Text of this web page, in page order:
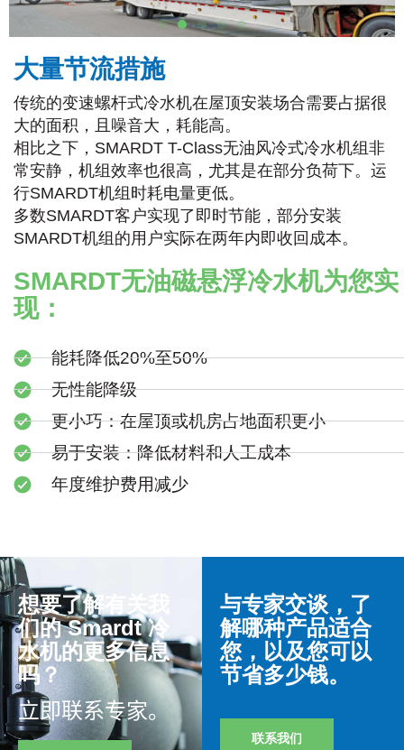
大量节流措施
传统的变速螺杆式冷水机在屋顶安装场合需要占据很
大的面积，且噪音大，耗能高。
相比之下， SMARDT T-Class无油风冷式冷水机组非
常安静，机组效率也很高，尤其是在部分负荷下。运
行SMARDT机组时耗电量更低。
多数SMARDT客户实现了即时节能，部分安装
SMARDT机组的用户实际在两年内即收回成本。
SMARDT无油磁悬浮冷水机为您实
现：
能耗降低20%至50%
无性能降级
更小巧：在屋顶或机房占地面积更小
易于安装：降低材料和人工成本
年度维护费用减少
想要了解有关我
们的 Smardt 冷
水机的更多信息
吗？
立即联系专家。
与专家交谈，了
解哪种产品适合
您，以及您可以
节省多少钱。
联系我们